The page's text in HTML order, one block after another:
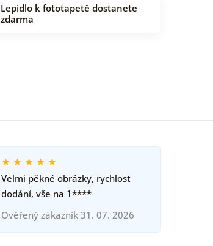
Lepidlo k fototapetě dostanete
zdarma
Velmi pěkné obrázky, rychlost
dodání, vše na 1****
Ověřený zákazník 31. 07. 2026